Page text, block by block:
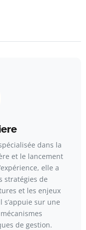
dans la
et le lancement
elle a
stratégies de
et les enjeux
s’appuie sur une
de gestion.